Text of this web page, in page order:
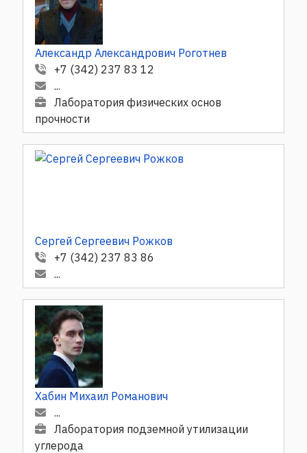
Александр Александрович Роготнев
+7 (342) 237 83 12
...
Лаборатория физических основ
прочности
Сергей Сергеевич Рожков
+7 (342) 237 83 86
...
Хабин Михаил Романович
...
Лаборатория подземной утилизации
углерода